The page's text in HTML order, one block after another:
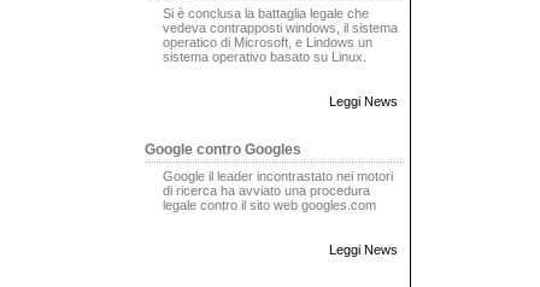
Si è conclusa la battaglia legale che
vedeva contrapposti windows, il sistema
operatico di Microsoft, e Lindows un
sistema operativo basato su Linux.
Leggi News
Google contro Googles
Google il leader incontrastato nei motori
di ricerca ha avviato una procedura
legale contro il sito web googles.com
Leggi News